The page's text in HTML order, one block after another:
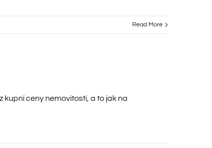
Read More
ceny nemovitosti, a to jak na